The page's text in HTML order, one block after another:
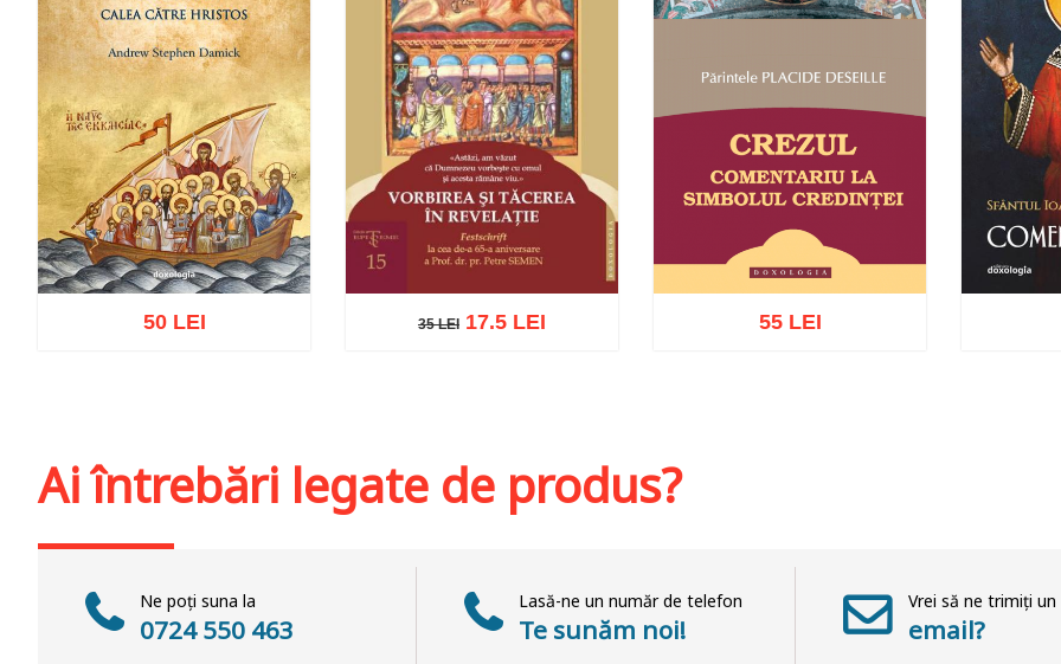
50 LEI 35 LEI 17.5 LEI 55 LEI
Ai întrebări legate de produs?
Ne poți suna la
0724 550 463
Lasă-ne un număr de telefon
Te sunăm noi!
Vrei să ne trimiți un
email?